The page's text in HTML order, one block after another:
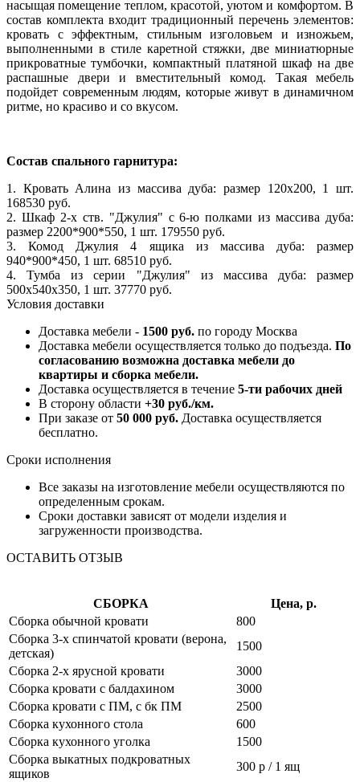
насыщая помещение теплом, красотой, уютом и комфортом. В
состав комплекта входит традиционный перечень элементов:
кровать с эффектным, стильным изголовьем и изножьем,
выполненными в стиле каретной стяжки, две миниатюрные
прикроватные тумбочки, компактный платяной шкаф на две
распашные двери и вместительный комод. Такая мебель
подойдет современным людям, которые живут в динамичном
ритме, но красиво и со вкусом.
Состав спального гарнитура:
1. Кровать Алина из массива дуба: размер 120x200, 1 шт.
168530 руб.
2. Шкаф 2-х ств. "Джулия" с 6-ю полками из массива дуба:
размер 2200*900*550, 1 шт. 179550 руб.
3. Комод Джулия 4 ящика из массива дуба: размер
940*900*450, 1 шт. 68510 руб.
4. Тумба из серии "Джулия" из массива дуба: размер
500x540x350, 1 шт. 37770 руб.
Условия доставки
Доставка мебели - 1500 руб. по городу Москва
Доставка мебели осуществляется только до подъезда. По
согласованию возможна доставка мебели до
квартиры и сборка мебели.
Доставка осуществляется в течение 5-ти рабочих дней
В сторону области +30 руб./км.
При заказе от 50 000 руб. Доставка осуществляется
бесплатно.
Сроки исполнения
Все заказы на изготовление мебели осуществляются по
определенным срокам.
Сроки доставки зависят от модели изделия и
загруженности производства.
ОСТАВИТЬ ОТЗЫВ
СБОРКА
Цена, р.
Сборка обычной кровати
800
Сборка 3-х спинчатой кровати (верона,
детская)
1500
Сборка 2-х ярусной кровати
3000
Сборка кровати с балдахином
3000
Сборка кровати с ПМ, с бк ПМ
2500
Сборка кухонного стола
600
Сборка кухонного уголка
1500
Сборка выкатных подкроватных
ящиков
300 р / 1 ящ